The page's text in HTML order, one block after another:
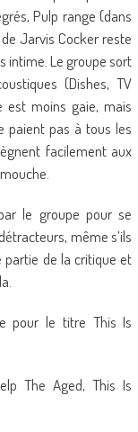
Pulp range (dans
Jarvis Cocker reste
intime. Le groupe sort
(Dishes, TV
est moins gaie, mais
paient pas à tous les
facilement aux
le groupe pour se
même s’ils
partie de la critique et
pour le titre This Is
The Aged, This Is